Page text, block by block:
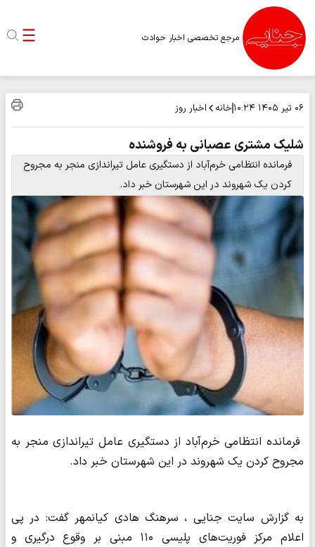
مرجع تخصصی اخبار حوادث
۰۶ تیر ۱۴۰۵ ۱۰:۲۴ خانه اخبار روز
شلیک مشتری عصبانی به فروشنده
فرمانده انتظامی خرم‌آباد از دستگیری عامل تیراندازی منجر به مجروح
کردن یک شهروند در این شهرستان خبر داد.
فرمانده انتظامی خرم‌آباد از دستگیری عامل تیراندازی منجر به
مجروح کردن یک شهروند در این شهرستان خبر داد.
به گزارش سایت جنایی ، سرهنگ هادی کیانمهر گفت: در پی
اعلام مرکز فوریت‌های پلیسی ۱۱۰ مبنی بر وقوع درگیری و